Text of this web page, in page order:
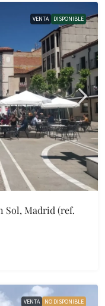
VENTA DISPONIBLE
Sol, Madrid (ref.
VENTA NO DISPONIBLE